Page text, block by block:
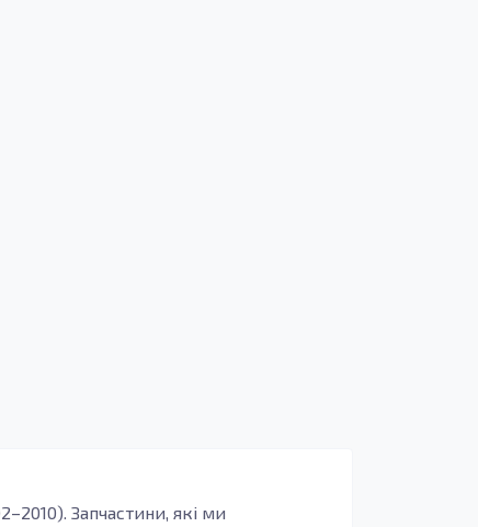
Запчастини, які ми